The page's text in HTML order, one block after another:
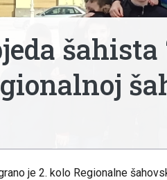
šahista
je 2. kolo Regionalne